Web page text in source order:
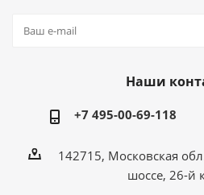
Наши
+7 495-00-69-118
142715, Московская
шоссе, 26-й